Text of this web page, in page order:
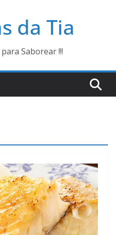
da Tia
Saborear !!!